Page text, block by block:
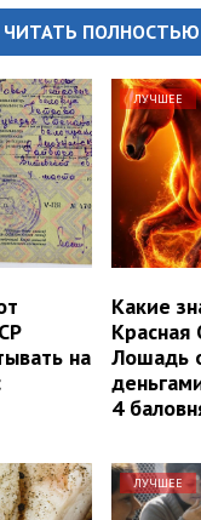
ЧИТАТЬ ПОЛНОСТЬЮ
на
ЛУЧШЕЕ
Какие
Красная
Лошадь
4
ЛУЧШЕЕ